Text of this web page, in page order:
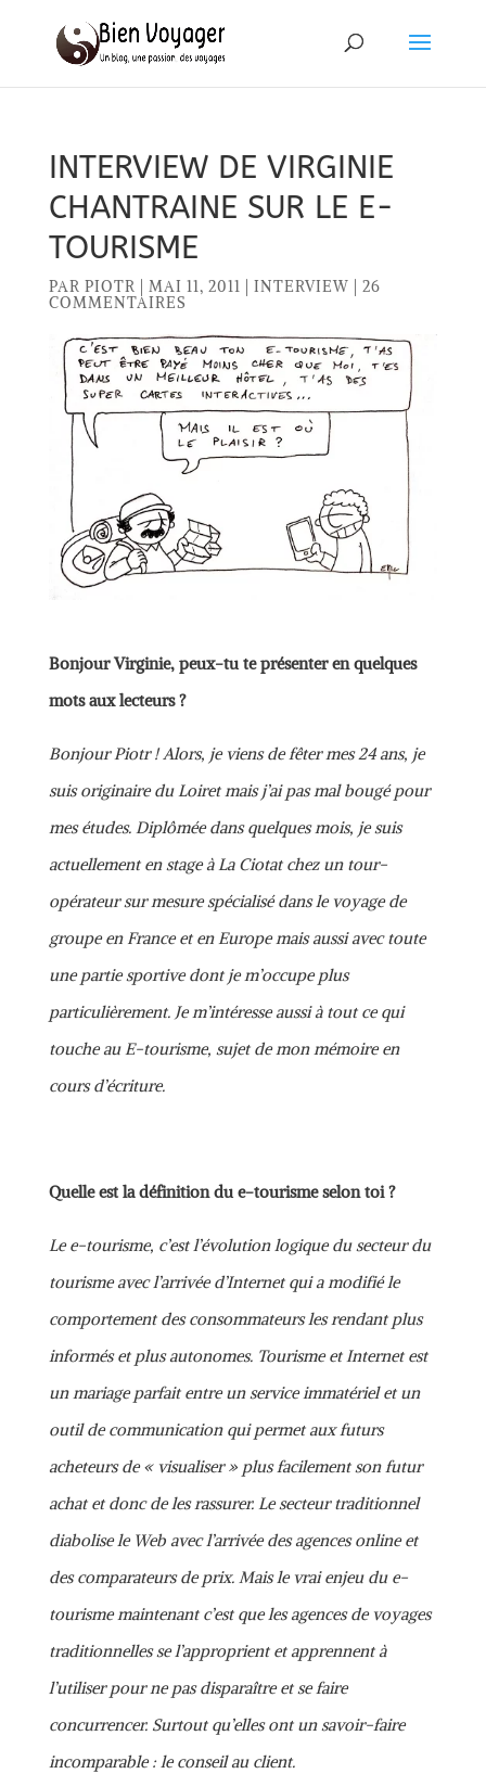
INTERVIEW DE VIRGINIE
CHANTRAINE SUR LE E-
TOURISME
PAR PIOTR MAI 11, 2011 INTERVIEW
26
COMMENTAIRES
Bonjour Virginie, peux-tu te présenter en quelques
mots aux lecteurs ?
Bonjour Piotr ! Alors, je viens de fêter mes 24 ans, je
suis originaire du Loiret mais j’ai pas mal bougé pour
mes études. Diplômée dans quelques mois, je suis
actuellement en stage à La Ciotat chez un tour-
opérateur sur mesure spécialisé dans le voyage de
groupe en France et en Europe mais aussi avec toute
une partie sportive dont je m’occupe plus
particulièrement. Je m’intéresse aussi à tout ce qui
touche au E-tourisme, sujet de mon mémoire en
cours d’écriture.
Quelle est la définition du e-tourisme selon toi ?
Le e-tourisme, c’est l’évolution logique du secteur du
tourisme avec l’arrivée d’Internet qui a modifié le
comportement des consommateurs les rendant plus
informés et plus autonomes. Tourisme et Internet est
un mariage parfait entre un service immatériel et un
outil de communication qui permet aux futurs
acheteurs de « visualiser » plus facilement son futur
achat et donc de les rassurer. Le secteur traditionnel
diabolise le Web avec l’arrivée des agences online et
des comparateurs de prix. Mais le vrai enjeu du e-
tourisme maintenant c’est que les agences de voyages
traditionnelles se l’approprient et apprennent à
l’utiliser pour ne pas disparaître et se faire
concurrencer. Surtout qu’elles ont un savoir-faire
incomparable : le conseil au client.